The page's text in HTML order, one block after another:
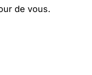
de vous.